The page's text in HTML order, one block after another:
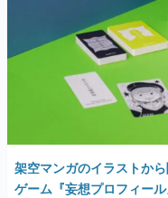
架空マンガのイラストか
ゲーム『妄想プロフィー